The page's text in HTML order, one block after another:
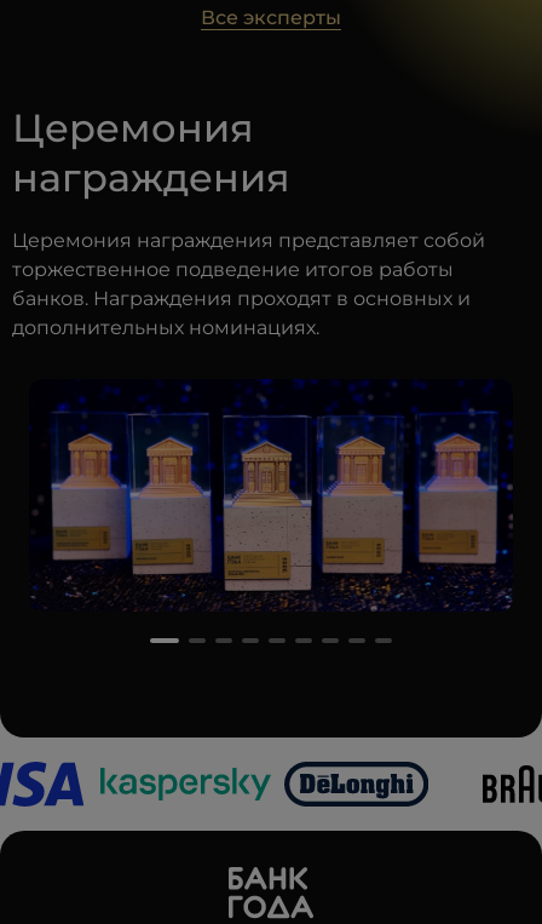
Все эксперты
Церемония
награждения
Церемония награждения представляет собой
торжественное подведение итогов работы
банков. Награждения проходят в основных и
дополнительных номинациях.